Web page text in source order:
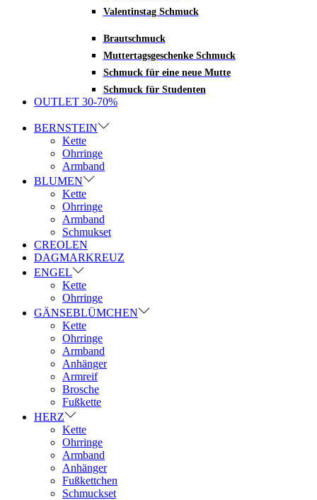
Valentinstag Schmuck
Brautschmuck
Muttertagsgeschenke Schmuck
Schmuck für eine neue Mutte
Schmuck für Studenten
OUTLET 30-70%
BERNSTEIN
Kette
Ohrringe
Armband
BLUMEN
Kette
Ohrringe
Armband
Schmukset
CREOLEN
DAGMARKREUZ
ENGEL
Kette
Ohrringe
GÄNSEBLÜMCHEN
Kette
Ohrringe
Armband
Anhänger
Armreif
Brosche
Fußkette
HERZ
Kette
Ohrringe
Armband
Anhänger
Fußkettchen
Schmuckset